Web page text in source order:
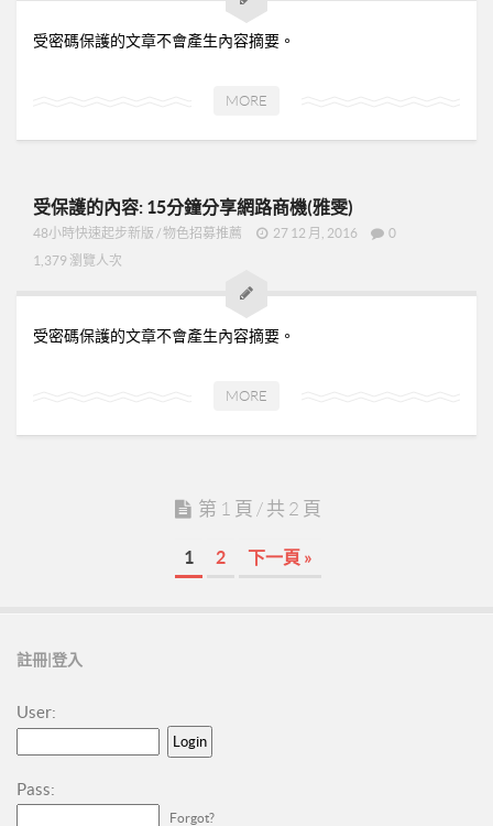
受密碼保護的文章不會產生內容摘要。
MORE
受保護的內容: 15分鐘分享網路商機(雅雯)
48小時快速起步新版 /物色招募推薦 27 12 月, 2016
0
1,379 瀏覽人次
受密碼保護的文章不會產生內容摘要。
MORE
第 1 頁 / 共 2 頁
1 2 下一頁 »
註冊|登入
User:
Pass:
Forgot?